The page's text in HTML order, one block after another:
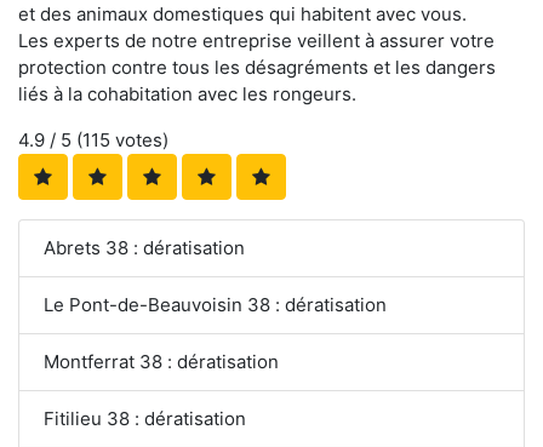
et des animaux domestiques qui habitent avec vous.
Les experts de notre entreprise veillent à assurer votre
protection contre tous les désagréments et les dangers
liés à la cohabitation avec les rongeurs.
4.9 / 5 (115 votes)
Abrets 38 : dératisation
Le Pont-de-Beauvoisin 38 : dératisation
Montferrat 38 : dératisation
Fitilieu 38 : dératisation